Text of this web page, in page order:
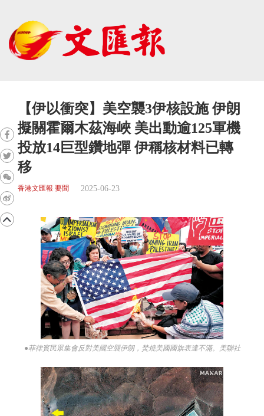
【伊以衝突】美空襲3伊核設施 伊朗
擬關霍爾木茲海峽 美出動逾125軍機
投放14巨型鑽地彈 伊稱核材料已轉
移
香港文匯報 要聞 2025-06-23
●菲律賓民眾集會反對美國空襲伊朗，焚燒美國國旗表達不滿。美聯社